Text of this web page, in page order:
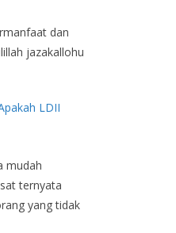
dan
jazakallohu
LDII
mudah
ternyata
yang tidak